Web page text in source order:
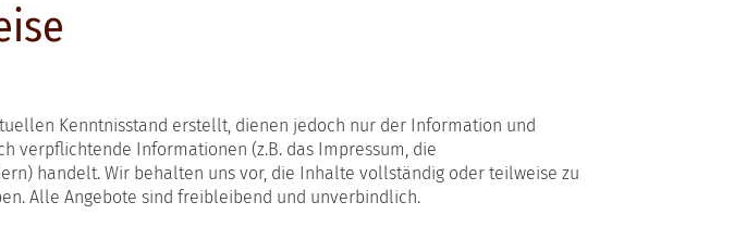
Kenntnisstand erstellt, dienen jedoch nur der Information und
verpflichtende Informationen (z.B. das Impressum, die
handelt. Wir behalten uns vor, die Inhalte vollständig oder teilweise zu
Alle Angebote sind freibleibend und unverbindlich.